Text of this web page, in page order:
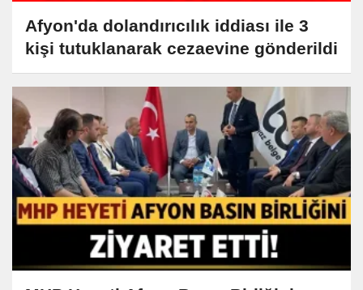
Afyon'da dolandırıcılık iddiası ile 3
kişi tutuklanarak cezaevine gönderildi